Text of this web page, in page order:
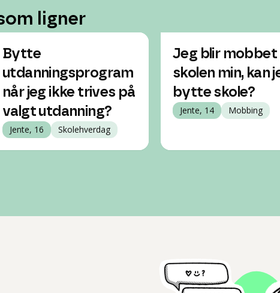
ligner
Bytte
utdanningsprogram
når jeg ikke trives på
valgt utdanning?
Jente, 16 Skolehverdag
Jeg blir mobbet
skolen min, kan
bytte skole?
Jente, 14 Mobbing